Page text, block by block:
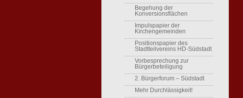
Begehung der
Konversionsflächen
Impulspapier der
Kirchengemeinden
Positionspapier des
Stadtteilvereins HD-Südstadt
Vorbesprechung zur
Bürgerbeteiligung
2. Bürgerforum – Südstadt
Mehr Durchlässigkeit!